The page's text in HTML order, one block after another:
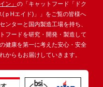
ン」 の「キャットフード「ドク
ｐHエイド)」」をご覧の皆様へ
ンターと国内製造工場を持ち、
フードを研究・開発・製造して
健康を第一に考えた安心・安全
からもお届けしていきます。